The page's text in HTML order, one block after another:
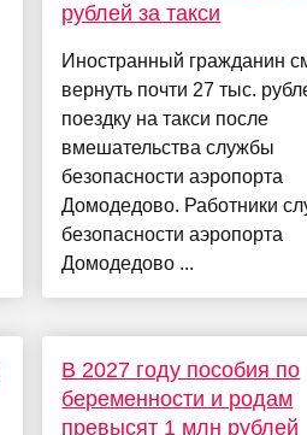
рублей за такси
Иностранный гражданин
вернуть почти 27 тыс.
поездку на такси после
вмешательства службы
безопасности аэропорта
Домодедово. Работники
безопасности аэропорта
Домодедово ...
В 2027 году пособия по
беременности и родам
превысят 1 млн рублей